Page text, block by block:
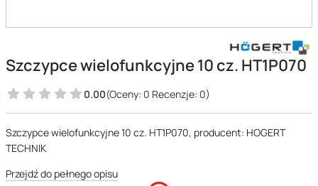
Szczypce wielofunkcyjne 10 cz. HT1P070
0.00(Oceny: 0 Recenzje: 0)
Szczypce wielofunkcyjne 10 cz. HT1P070, producent: HOGERT
TECHNIK
Przejdź do pełnego opisu